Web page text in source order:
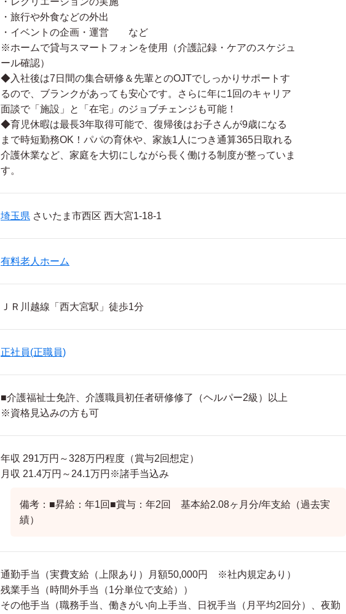
・旅行や外食などの外出
・イベントの企画・運営 など
※ホームで貸与スマートフォンを使用（介護記録・ケアのスケジュ
ール確認）
◆入社後は7日間の集合研修＆先輩とのOJTでしっかりサポートす
るので、ブランクがあっても安心です。さらに年に1回のキャリア
面談で「施設」と「在宅」のジョブチェンジも可能！
◆育児休暇は最長3年取得可能で、復帰後はお子さんが9歳になる
まで時短勤務OK！パパの育休や、家族1人につき通算365日取れる
介護休業など、家庭を大切にしながら長く働ける制度が整っていま
す。
埼玉県 さいたま市西区 西大宮1-18-1
有料老人ホーム
ＪＲ川越線「西大宮駅」徒歩1分
正社員(正職員)
■介護福祉士免許、介護職員初任者研修修了（ヘルパー2級）以上
※資格見込みの方も可
年収 291万円～328万円程度（賞与2回想定）
月収 21.4万円～24.1万円※諸手当込み
備考：■昇給：年1回■賞与：年2回 基本給2.08ヶ月分/年支給（過去実
績）
通勤手当（実費支給（上限あり）月額50,000円 ※社内規定あり）
残業手当（時間外手当（1分単位で支給））
その他手当（職務手当、働きがい向上手当、日祝手当（月平均2回分）、夜勤